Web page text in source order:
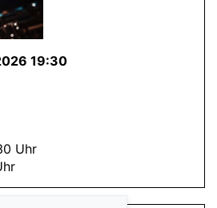
19:30
Uhr